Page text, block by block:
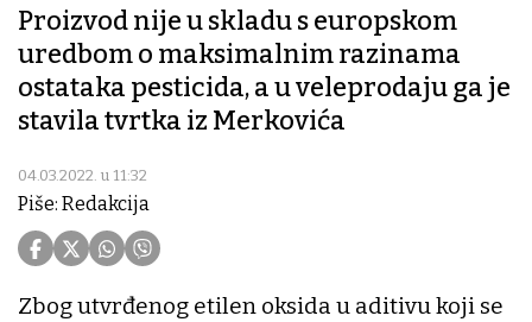
Proizvod nije u skladu s europskom
uredbom o maksimalnim razinama
ostataka pesticida, a u veleprodaju ga je
stavila tvrtka iz Merkovića
04.03.2022. u 11:32
Piše: Redakcija
Zbog utvrđenog etilen oksida u aditivu koji se